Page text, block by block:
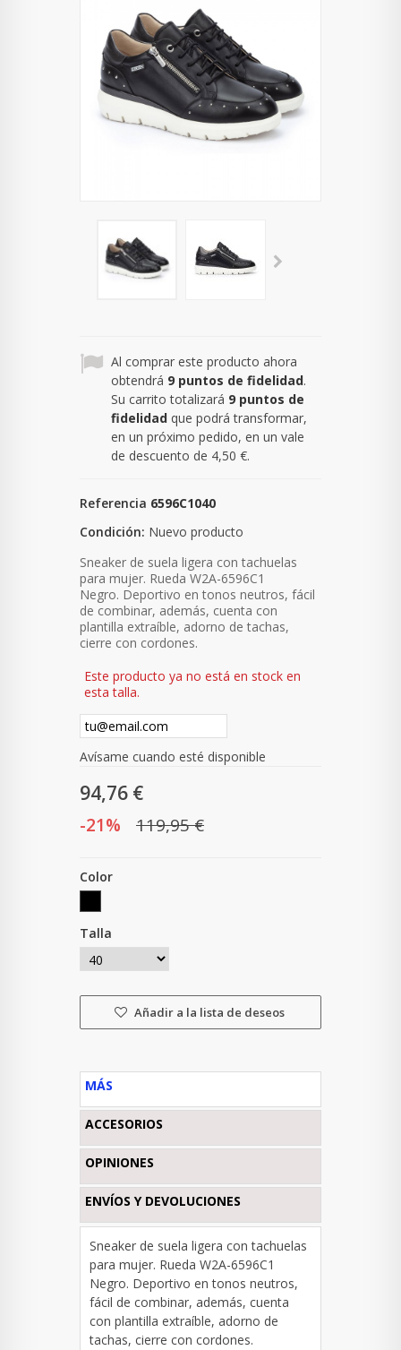
Al comprar este producto ahora
obtendrá 9 puntos de fidelidad.
Su carrito totalizará 9 puntos de
fidelidad que podrá transformar,
en un próximo pedido, en un vale
de descuento de 4,50 €.
Referencia 6596C1040
Condición: Nuevo producto
Sneaker de suela ligera con tachuelas
para mujer. Rueda W2A-6596C1
Negro. Deportivo en tonos neutros, fácil
de combinar, además, cuenta con
plantilla extraíble, adorno de tachas,
cierre con cordones.
Este producto ya no está en stock en
esta talla.
Avísame cuando esté disponible
94,76 €
-21% 119,95 €
Color
Talla
Añadir a la lista de deseos
MÁS
ACCESORIOS
OPINIONES
ENVÍOS Y DEVOLUCIONES
Sneaker de suela ligera con tachuelas
para mujer. Rueda W2A-6596C1
Negro. Deportivo en tonos neutros,
fácil de combinar, además, cuenta
con plantilla extraíble, adorno de
tachas, cierre con cordones.